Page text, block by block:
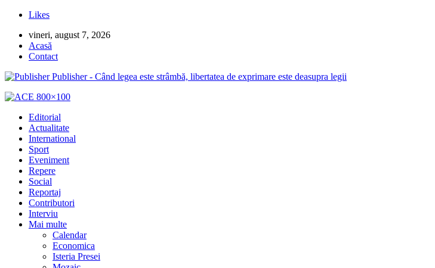
Likes
vineri, august 7, 2026
Acasă
Contact
Publisher - Când legea este strâmbă, libertatea de exprimare este deasupra legii
Editorial
Actualitate
International
Sport
Eveniment
Repere
Social
Reportaj
Contributori
Interviu
Mai multe
Calendar
Economica
Isteria Presei